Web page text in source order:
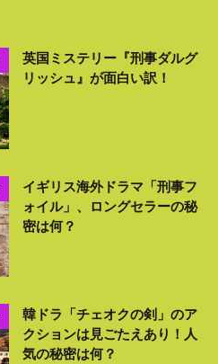
英国ミステリー『刑事ダルグ
リッシュ』が面白い訳！
イギリス海外ドラマ「刑事フ
ォイル」、ロングセラーの秘
密は何？
韓ドラ「チェオクの剣」のア
クションは見ごたえあり！人
気の秘密は何？